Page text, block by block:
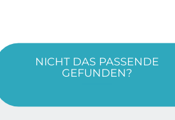
NICHT DAS PASSENDE
GEFUNDEN?